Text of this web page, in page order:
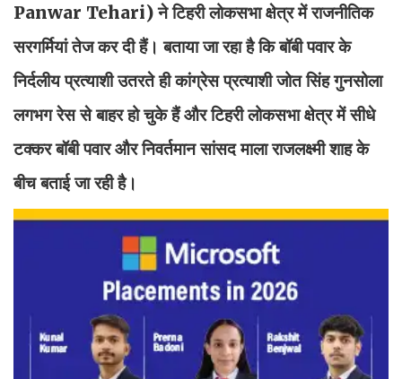
Panwar Tehari) ने टिहरी लोकसभा क्षेत्र में राजनीतिक
सरगर्मियां तेज कर दी हैं। बताया जा रहा है कि बॉबी पवार के
निर्दलीय प्रत्याशी उतरते ही कांग्रेस प्रत्याशी जोत सिंह गुनसोला
लगभग रेस से बाहर हो चुके हैं और टिहरी लोकसभा क्षेत्र में सीधे
टक्कर बॉबी पवार और निवर्तमान सांसद माला राजलक्ष्मी शाह के
बीच बताई जा रही है।